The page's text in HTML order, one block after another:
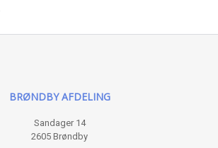
BRØNDBY AFDELING
Sandager 14
2605 Brøndby